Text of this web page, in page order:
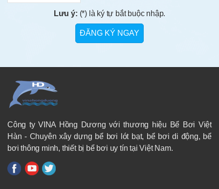
Lưu ý: (*) là ký tự bắt buộc nhập.
Công ty VINA Hồng Dương với thương hiệu Bể Bơi Việt
Hàn - Chuyên xây dựng bể bơi lót bạt, bể bơi di động, bể
bơi thông minh, thiết bị bể bơi uy tín tại Việt Nam.